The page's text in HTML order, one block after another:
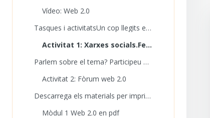
Vídeo: Web 2.0
Tasques i activitatsUn cop llegits els materials...
Activitat 1: Xarxes socials.Fem el glossari
Parlem sobre el tema? Participeu al debat sobre w...
Activitat 2: Fòrum web 2.0
Descarrega els materials per imprimirUn cop es tin...
Mòdul 1 Web 2.0 en pdf